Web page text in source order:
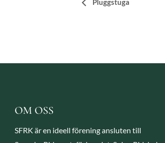
Evenemang-
Pluggstuga
OM OSS
SFRK är en ideell förening ansluten till